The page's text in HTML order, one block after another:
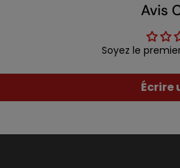
Avis
Soyez le
Écrire